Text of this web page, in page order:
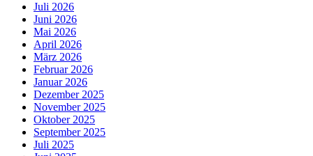
Juli 2026
Juni 2026
Mai 2026
April 2026
März 2026
Februar 2026
Januar 2026
Dezember 2025
November 2025
Oktober 2025
September 2025
Juli 2025